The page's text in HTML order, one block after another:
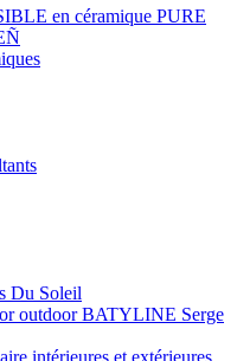
en céramique PURE
Du Soleil
outdoor BATYLINE Serge
intérieures et extérieures